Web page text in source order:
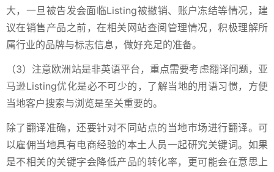
大，一旦被告发会面临Listing被撤销、账户冻结等情况，建
议在销售产品之前，在相关网站查阅管理情况，积极理解所
属行业的品牌与标志信息，做好充足的准备。
（3）注意欧洲站是非英语平台，重点需要考虑翻译问题，亚
马逊Listing优化是必不可少的，了解当地的用语习惯，方便
当地客户搜索与浏览是至关重要的。
除了翻译准确，还要针对不同站点的当地市场进行翻译。可
以雇佣当地具有电商经验的本土人员一起研究关键词。如果
是不相关的关键字会降低产品的转化率，更可能会在意思上